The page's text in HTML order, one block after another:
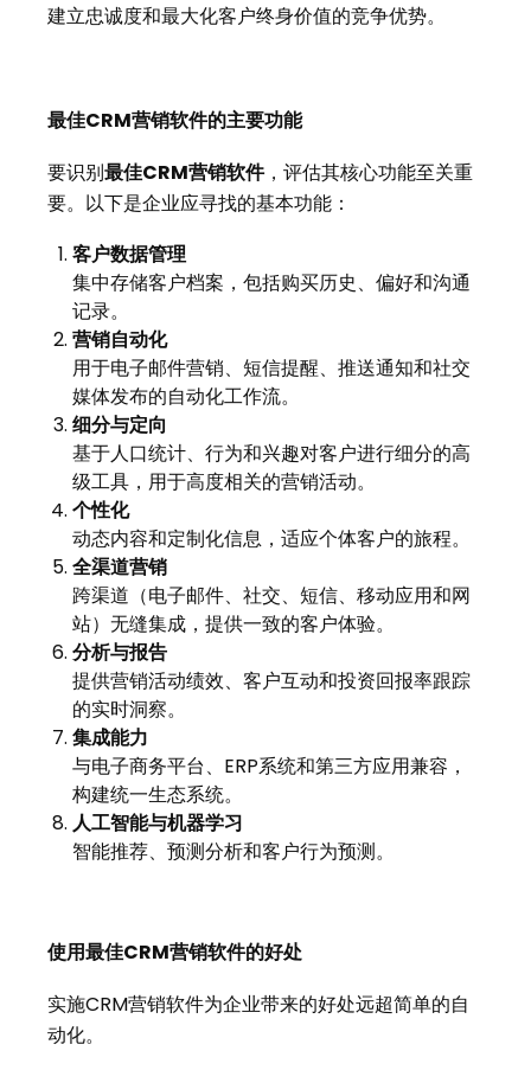
建立忠诚度和最大化客户终身价值的竞争优势。
最佳CRM营销软件的主要功能
要识别最佳CRM营销软件，评估其核心功能至关重
要。以下是企业应寻找的基本功能：
客户数据管理
集中存储客户档案，包括购买历史、偏好和沟通
记录。
营销自动化
用于电子邮件营销、短信提醒、推送通知和社交
媒体发布的自动化工作流。
细分与定向
基于人口统计、行为和兴趣对客户进行细分的高
级工具，用于高度相关的营销活动。
个性化
动态内容和定制化信息，适应个体客户的旅程。
全渠道营销
跨渠道（电子邮件、社交、短信、移动应用和网
站）无缝集成，提供一致的客户体验。
分析与报告
提供营销活动绩效、客户互动和投资回报率跟踪
的实时洞察。
集成能力
与电子商务平台、ERP系统和第三方应用兼容，
构建统一生态系统。
人工智能与机器学习
智能推荐、预测分析和客户行为预测。
使用最佳CRM营销软件的好处
实施CRM营销软件为企业带来的好处远超简单的自
动化。